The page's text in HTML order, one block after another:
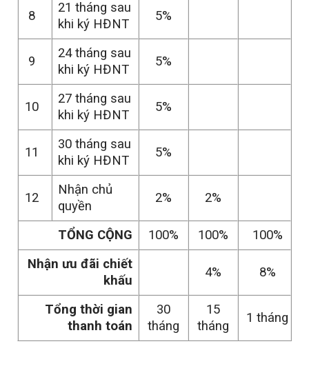
8
21 tháng sau
khi ký HĐNT
5%
9
24 tháng sau
khi ký HĐNT
5%
10
27 tháng sau
khi ký HĐNT
5%
11
30 tháng sau
khi ký HĐNT
5%
12
Nhận chủ
quyền
2% 2%
TỔNG CỘNG 100% 100%
100%
Nhận ưu đãi chiết
khấu
4% 8%
Tổng thời gian
thanh toán
30
tháng
15
tháng
1 tháng